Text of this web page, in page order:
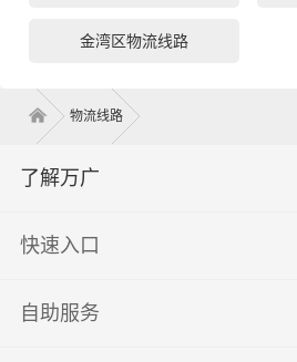
金湾区物流线路
物流线路
了解万广
快速入口
自助服务